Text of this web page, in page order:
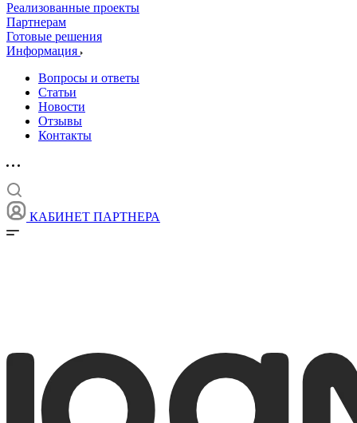
Реализованные проекты
Партнерам
Готовые решения
Информация
Вопросы и ответы
Статьи
Новости
Отзывы
Контакты
КАБИНЕТ ПАРТНЕРА